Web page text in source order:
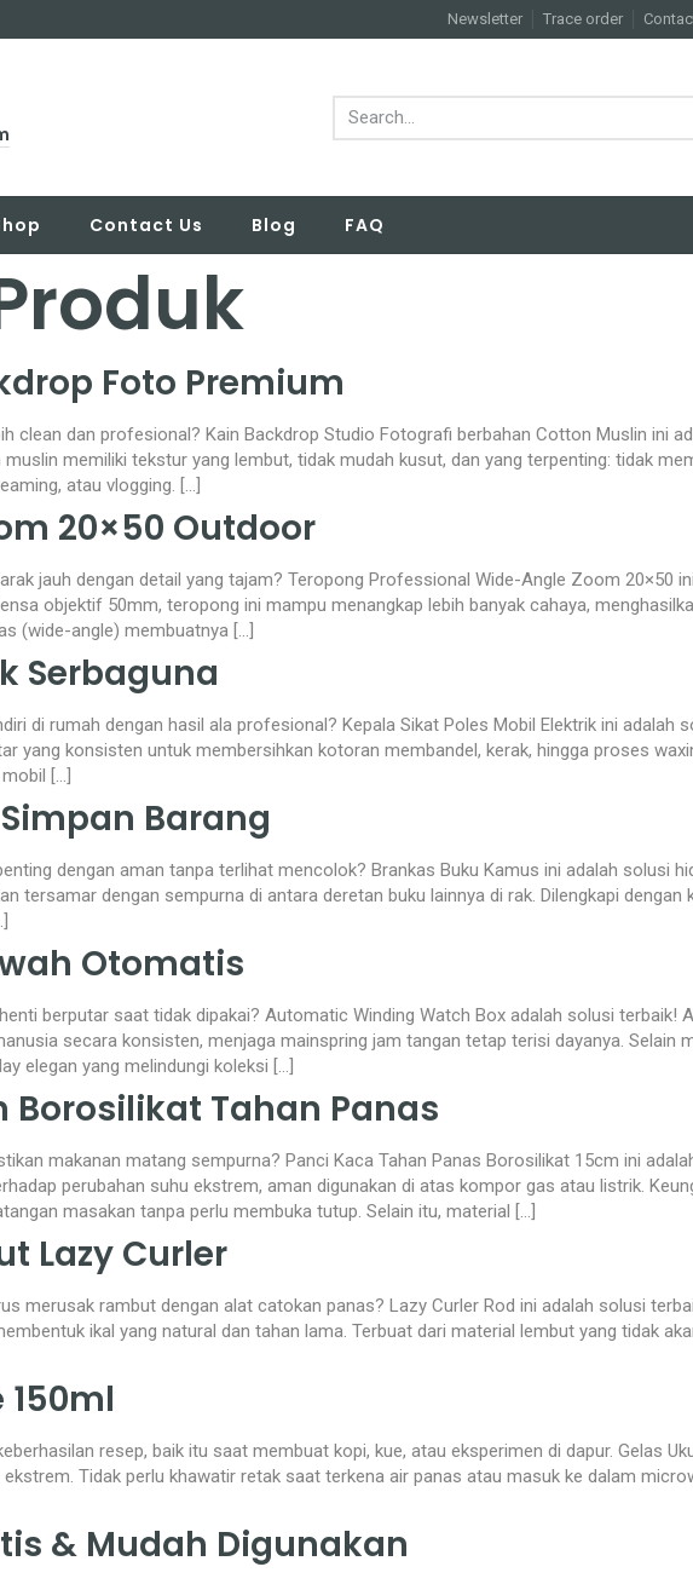
Newsletter Trace order
Contact Us Blog FAQ
Foto Premium
clean dan profesional? Kain Backdrop Studio Fotografi berbahan Cotton Muslin ini
memiliki tekstur yang lembut, tidak mudah kusut, dan yang terpenting: tidak
atau vlogging. […]
20×50 Outdoor
jauh dengan detail yang tajam? Teropong Professional Wide-Angle Zoom 20×50
objektif 50mm, teropong ini mampu menangkap lebih banyak cahaya,
(wide-angle) membuatnya […]
Serbaguna
di rumah dengan hasil ala profesional? Kepala Sikat Poles Mobil Elektrik ini adalah
yang konsisten untuk membersihkan kotoran membandel, kerak, hingga proses
[…]
Barang
dengan aman tanpa terlihat mencolok? Brankas Buku Kamus ini adalah solusi
tersamar dengan sempurna di antara deretan buku lainnya di rak. Dilengkapi dengan
Otomatis
berputar saat tidak dipakai? Automatic Winding Watch Box adalah solusi terbaik!
secara konsisten, menjaga mainspring jam tangan tetap terisi dayanya. Selain
elegan yang melindungi koleksi […]
Borosilikat Tahan Panas
makanan matang sempurna? Panci Kaca Tahan Panas Borosilikat 15cm ini
perubahan suhu ekstrem, aman digunakan di atas kompor gas atau listrik.
masakan tanpa perlu membuka tutup. Selain itu, material […]
Lazy Curler
merusak rambut dengan alat catokan panas? Lazy Curler Rod ini adalah solusi
ikal yang natural dan tahan lama. Terbuat dari material lembut yang tidak
resep, baik itu saat membuat kopi, kue, atau eksperimen di dapur. Gelas
Tidak perlu khawatir retak saat terkena air panas atau masuk ke dalam
& Mudah Digunakan